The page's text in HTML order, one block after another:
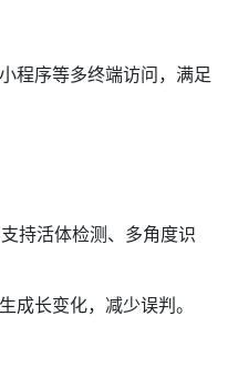
程序等多终端访问，满足
持活体检测、多角度识
成长变化，减少误判。